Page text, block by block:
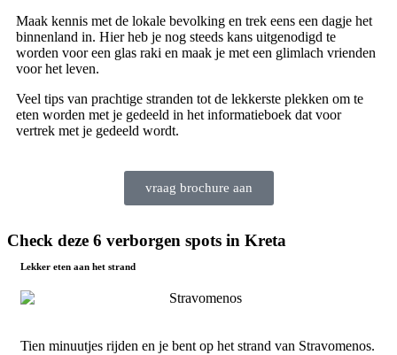
Maak kennis met de lokale bevolking en trek eens een dagje het
binnenland in. Hier heb je nog steeds kans uitgenodigd te
worden voor een glas raki en maak je met een glimlach vrienden
voor het leven.
Veel tips van prachtige stranden tot de lekkerste plekken om te
eten worden met je gedeeld in het informatieboek dat voor
vertrek met je gedeeld wordt.
vraag brochure aan
Check deze 6 verborgen spots in Kreta
Lekker eten aan het strand
Tien minuutjes rijden en je bent op het strand van Stravomenos.